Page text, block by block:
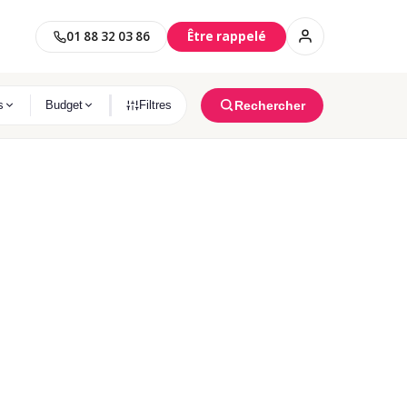
01 88 32 03 86 Être rappelé
Saint-Maur-Des-Fossés
Budget Filtres Rechercher